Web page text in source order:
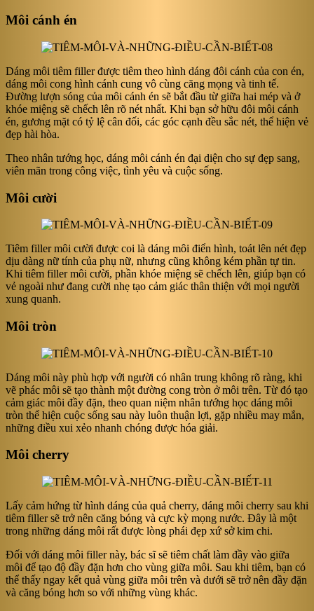
Môi cánh én
Dáng môi tiêm filler được tiêm theo hình dáng đôi cánh của con én,
dáng môi cong hình cánh cung vô cùng căng mọng và tinh tế.
Đường lượn sóng của môi cánh én sẽ bắt đầu từ giữa hai mép và ở
khóe miệng sẽ chếch lên rõ nét nhất. Khi bạn sở hữu đôi môi cánh
én, gương mặt có tỷ lệ cân đối, các góc cạnh đều sắc nét, thể hiện vẻ
đẹp hài hòa.
Theo nhân tướng học, dáng môi cánh én đại diện cho sự đẹp sang,
viên mãn trong công việc, tình yêu và cuộc sống.
Môi cười
Tiêm filler môi cười được coi là dáng môi điển hình, toát lên nét đẹp
dịu dàng nữ tính của phụ nữ, nhưng cũng không kém phần tự tin.
Khi tiêm filler môi cười, phần khóe miệng sẽ chếch lên, giúp bạn có
vẻ ngoài như đang cười nhẹ tạo cảm giác thân thiện với mọi người
xung quanh.
Môi tròn
Dáng môi này phù hợp với người có nhân trung không rõ ràng, khi
vẽ phác môi sẽ tạo thành một đường cong tròn ở môi trên. Từ đó tạo
cảm giác môi đầy đặn, theo quan niệm nhân tướng học dáng môi
tròn thể hiện cuộc sống sau này luôn thuận lợi, gặp nhiều may mắn,
những điều xui xẻo nhanh chóng được hóa giải.
Môi cherry
Lấy cảm hứng từ hình dáng của quả cherry, dáng môi cherry sau khi
tiêm filler sẽ trở nên căng bóng và cực kỳ mọng nước. Đây là một
trong những dáng môi rất được lòng phái đẹp xứ sở kim chi.
Đối với dáng môi filler này, bác sĩ sẽ tiêm chất làm đầy vào giữa
môi để tạo độ đầy đặn hơn cho vùng giữa môi. Sau khi tiêm, bạn có
thể thấy ngay kết quả vùng giữa môi trên và dưới sẽ trở nên đầy đặn
và căng bóng hơn so với những vùng khác.